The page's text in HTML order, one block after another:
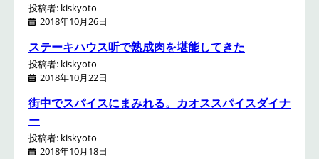
投稿者: kiskyoto
2018年10月26日
ステーキハウス听で熟成肉を堪能してきた
投稿者: kiskyoto
2018年10月22日
街中でスパイスにまみれる。カオススパイスダイナ
ー
投稿者: kiskyoto
2018年10月18日